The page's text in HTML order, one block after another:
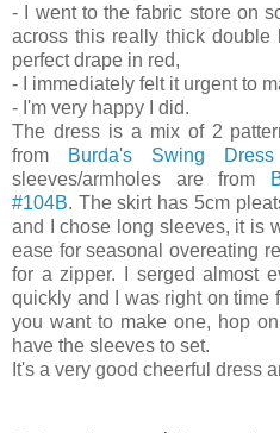
- I went to the fabric store on
across this really thick double
perfect drape in red,
- I immediately felt it urgent to
- I'm very happy I did.
The dress is a mix of 2
from
Burda's Swing
sleeves/armholes are from
#104B. The skirt has 5cm
and I chose long sleeves, it is
ease for seasonal overeating
for a zipper. I serged almost
quickly and I was right on time
you want to make one, hop
have the sleeves to set.
It's a very good cheerful dress